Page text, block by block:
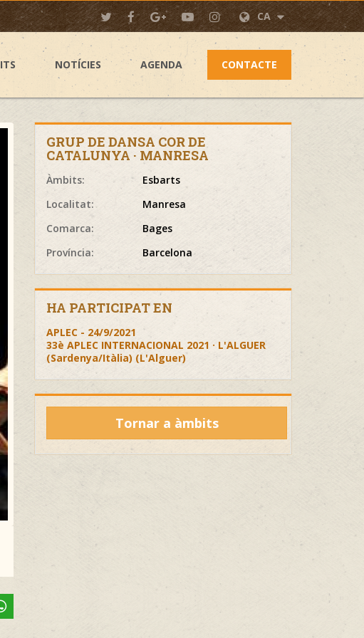
CA
NOTÍCIES AGENDA CONTACTE
GRUP DE DANSA COR DE
CATALUNYA · MANRESA
Àmbits:
Esbarts
Localitat:
Manresa
Comarca:
Bages
Província:
Barcelona
HA PARTICIPAT EN
APLEC - 24/9/2021
33è APLEC INTERNACIONAL 2021 · L'ALGUER
(Sardenya/Itàlia) (L'Alguer)
Tornar a àmbits